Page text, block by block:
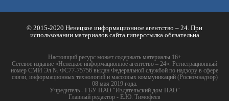
© 2015-2020 Ненецкое информационное агентство – 24. При
использовании материалов сайта гиперссылка обязательна
Настоящий ресурс может содержать материалы 16+
Сетевое издание «Ненецкое информационное агентство – 24». Регистрационный
номер СМИ Эл № ФС77-75756 выдан Федеральной службой по надзору в сфере
связи, информационных технологий и массовых коммуникаций (Роскомнадзор)
08 мая 2019 года.
Учредитель - ГБУ НАО "Издательский дом НАО"
Главный редактор - Е.Ю. Тимофеев